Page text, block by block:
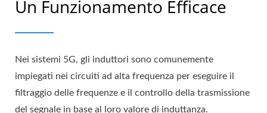
Un Funzionamento Efficace
Nei sistemi 5G, gli induttori sono comunemente
impiegati nei circuiti ad alta frequenza per eseguire il
filtraggio delle frequenze e il controllo della trasmissione
del segnale in base al loro valore di induttanza.